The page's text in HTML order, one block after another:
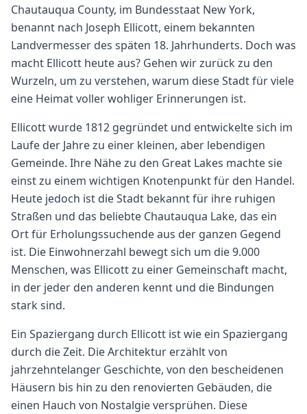
Chautauqua County, im Bundesstaat New York,
benannt nach Joseph Ellicott, einem bekannten
Landvermesser des späten 18. Jahrhunderts. Doch was
macht Ellicott heute aus? Gehen wir zurück zu den
Wurzeln, um zu verstehen, warum diese Stadt für viele
eine Heimat voller wohliger Erinnerungen ist.
Ellicott wurde 1812 gegründet und entwickelte sich im
Laufe der Jahre zu einer kleinen, aber lebendigen
Gemeinde. Ihre Nähe zu den Great Lakes machte sie
einst zu einem wichtigen Knotenpunkt für den Handel.
Heute jedoch ist die Stadt bekannt für ihre ruhigen
Straßen und das beliebte Chautauqua Lake, das ein
Ort für Erholungssuchende aus der ganzen Gegend
ist. Die Einwohnerzahl bewegt sich um die 9.000
Menschen, was Ellicott zu einer Gemeinschaft macht,
in der jeder den anderen kennt und die Bindungen
stark sind.
Ein Spaziergang durch Ellicott ist wie ein Spaziergang
durch die Zeit. Die Architektur erzählt von
jahrzehntelanger Geschichte, von den bescheidenen
Häusern bis hin zu den renovierten Gebäuden, die
einen Hauch von Nostalgie versprühen. Diese